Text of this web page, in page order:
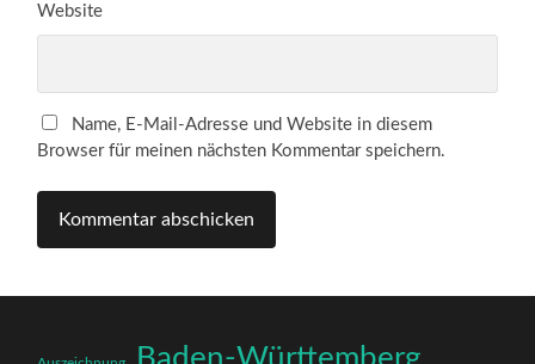
Website
Name, E-Mail-Adresse und Website in diesem
Browser für meinen nächsten Kommentar speichern.